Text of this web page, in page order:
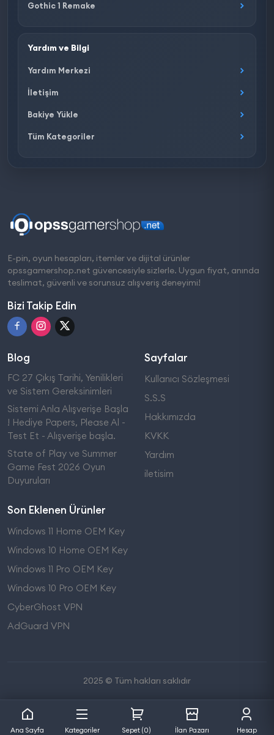
Ana Sayfa Kategoriler Sepet (0) İlan Pazarı Hesap
Gothic 1 Remake
Yardım ve Bilgi
Yardım Merkezi
İletişim
Bakiye Yükle
Tüm Kategoriler
E-pin, oyun hesapları, itemler ve dijital ürünler
opssgamershop.net güvencesiyle sizlerle. Uygun fiyat, anında
teslimat, güvenli ve sorunsuz alışveriş deneyimi!
Bizi Takip Edin
Blog
FC 27 Çıkış Tarihi, Yenilikleri
ve Sistem Gereksinimleri
Sistemi Anla Alışverişe Başla
! Hediye Papers, Please Al -
Test Et - Alışverişe başla.
State of Play ve Summer
Game Fest 2026 Oyun
Duyuruları
Sayfalar
Kullanıcı Sözleşmesi
S.S.S
Hakkımızda
KVKK
Yardım
iletisim
Son Eklenen Ürünler
Windows 11 Home OEM Key
Windows 10 Home OEM Key
Windows 11 Pro OEM Key
Windows 10 Pro OEM Key
CyberGhost VPN
AdGuard VPN
2025 © Tüm hakları saklıdır